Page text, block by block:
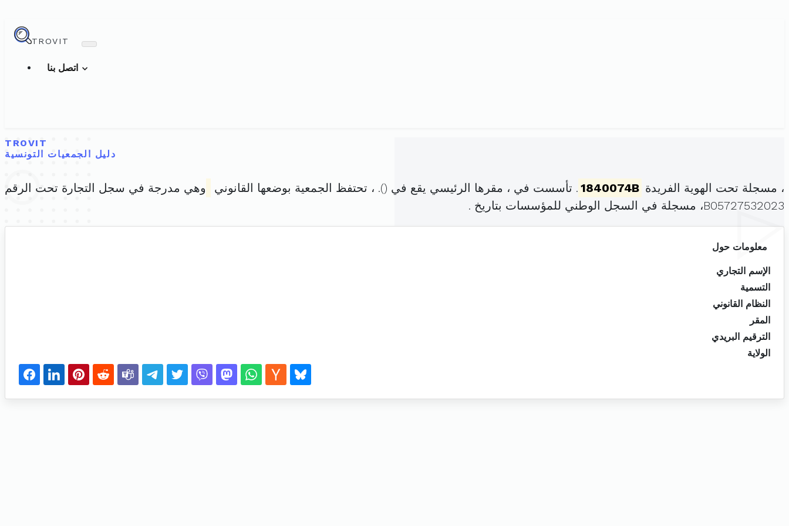
TROVIT
TROVIT
دليل الجمعيات التونسية
، مسجلة تحت الهوية الفريدة 1840074B . تأسست في ، مقرها الرئيسي يقع في (). ، تحتفظ الجمعية بوضعها القانوني
وهي مدرجة في سجل التجارة تحت الرقم
B05727532023، مسجلة في السجل الوطني للمؤسسات بتاريخ .
معلومات حول
الإسم التجاري
التسمية
النظام القانوني
المقر
الترقيم البريدي
الولاية